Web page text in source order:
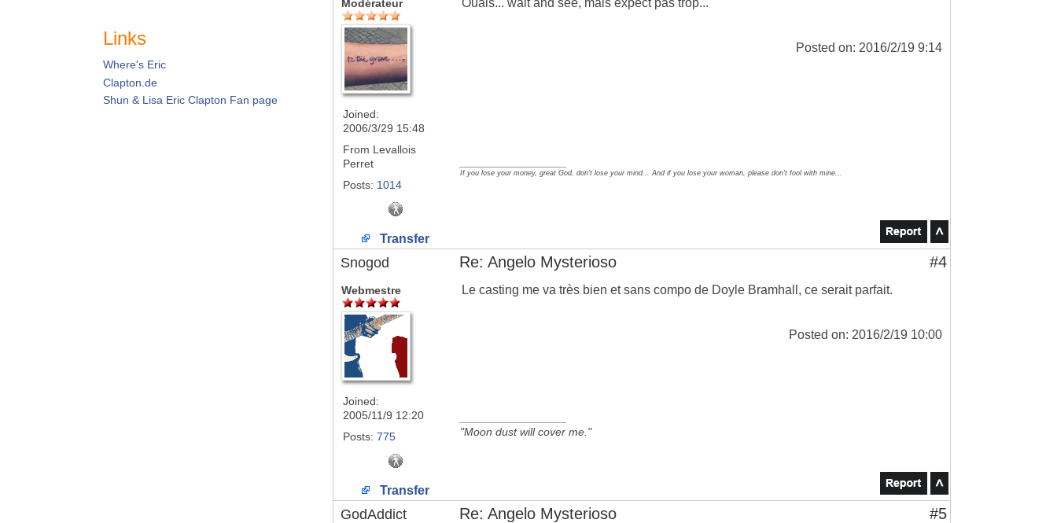
Links
Where's Eric
Clapton.de
Shun & Lisa Eric Clapton Fan page
Modérateur
Joined:
2006/3/29 15:48
From Levallois
Perret
Posts: 1014
Ouais... wait and see, mais expect pas trop...
Posted on: 2016/2/19 9:14
If you lose your money, great God, don't lose your mind... And if you lose your woman, please don't fool with mine...
Transfer
Snogod Re: Angelo Mysterioso #4
Webmestre
Joined:
2005/11/9 12:20
Posts: 775
Le casting me va très bien et sans compo de Doyle Bramhall, ce serait parfait.
Posted on: 2016/2/19 10:00
"Moon dust will cover me."
Transfer
GodAddict Re: Angelo Mysterioso #5